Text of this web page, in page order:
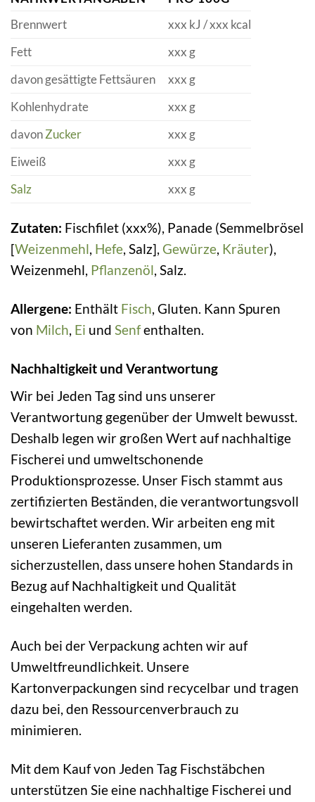
Brennwert
xxx kJ / xxx kcal
Fett
xxx g
davon gesättigte Fettsäuren
xxx g
Kohlenhydrate
xxx g
davonZucker
xxx g
Eiweiß
xxx g
Salz
xxx g
Zutaten: Fischfilet (xxx%), Panade (Semmelbrösel
[Weizenmehl, Hefe, Salz], Gewürze, Kräuter),
Weizenmehl, Pflanzenöl, Salz.
Allergene: Enthält Fisch , Gluten. Kann Spuren
von Milch Ei und Senfenthalten.
Nachhaltigkeit und Verantwortung
Wir bei Jeden Tag sind uns unserer
Verantwortung gegenüber der Umwelt bewusst.
Deshalb legen wir großen Wert auf nachhaltige
Fischerei und umweltschonende
Produktionsprozesse. Unser Fisch stammt aus
zertifizierten Beständen, die verantwortungsvoll
bewirtschaftet werden. Wir arbeiten eng mit
unseren Lieferanten zusammen, um
sicherzustellen, dass unsere hohen Standards in
Bezug auf Nachhaltigkeit und Qualität
eingehalten werden.
Auch bei der Verpackung achten wir auf
Umweltfreundlichkeit. Unsere
Kartonverpackungen sind recycelbar und tragen
dazu bei, den Ressourcenverbrauch zu
minimieren.
Mit dem Kauf von Jeden Tag Fischstäbchen
unterstützen Sie eine nachhaltige Fischerei und